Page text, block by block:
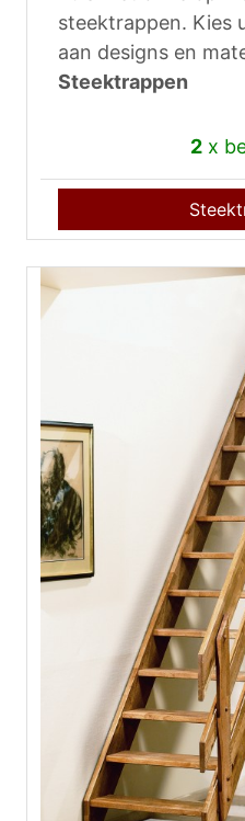
steektrappen. Kies
aan designs en
Steektrappen
2x